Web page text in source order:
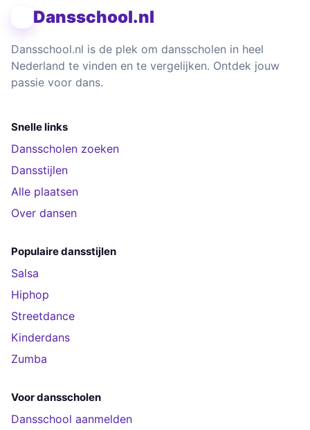
Dansschool.nl
Dansschool.nl is de plek om dansscholen in heel
Nederland te vinden en te vergelijken. Ontdek jouw
passie voor dans.
Snelle links
Dansscholen zoeken
Dansstijlen
Alle plaatsen
Over dansen
Populaire dansstijlen
Salsa
Hiphop
Streetdance
Kinderdans
Zumba
Voor dansscholen
Dansschool aanmelden